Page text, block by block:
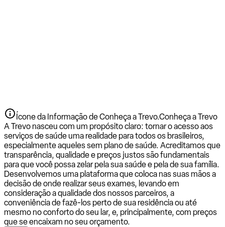
Ícone da Informação de Conheça a Trevo.Conheça a Trevo
A Trevo nasceu com um propósito claro: tornar o acesso aos
serviços de saúde uma realidade para todos os brasileiros,
especialmente aqueles sem plano de saúde. Acreditamos que
transparência, qualidade e preços justos são fundamentais
para que você possa zelar pela sua saúde e pela de sua família.
Desenvolvemos uma plataforma que coloca nas suas mãos a
decisão de onde realizar seus exames, levando em
consideração a qualidade dos nossos parceiros, a
conveniência de fazê-los perto de sua residência ou até
mesmo no conforto do seu lar, e, principalmente, com preços
que se encaixam no seu orçamento.